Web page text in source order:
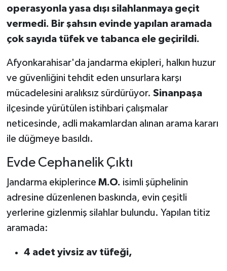
operasyonla yasa dışı silahlanmaya geçit
vermedi. Bir şahsın evinde yapılan aramada
çok sayıda tüfek ve tabanca ele geçirildi.
Afyonkarahisar'da jandarma ekipleri, halkın huzur
ve güvenliğini tehdit eden unsurlara karşı
mücadelesini aralıksız sürdürüyor. Sinanpaşa
ilçesinde yürütülen istihbari çalışmalar
neticesinde, adli makamlardan alınan arama kararı
ile düğmeye basıldı.
Evde Cephanelik Çıktı
Jandarma ekiplerince M.O. isimli şüphelinin
adresine düzenlenen baskında, evin çeşitli
yerlerine gizlenmiş silahlar bulundu. Yapılan titiz
aramada:
4 adet yivsiz av tüfeği,